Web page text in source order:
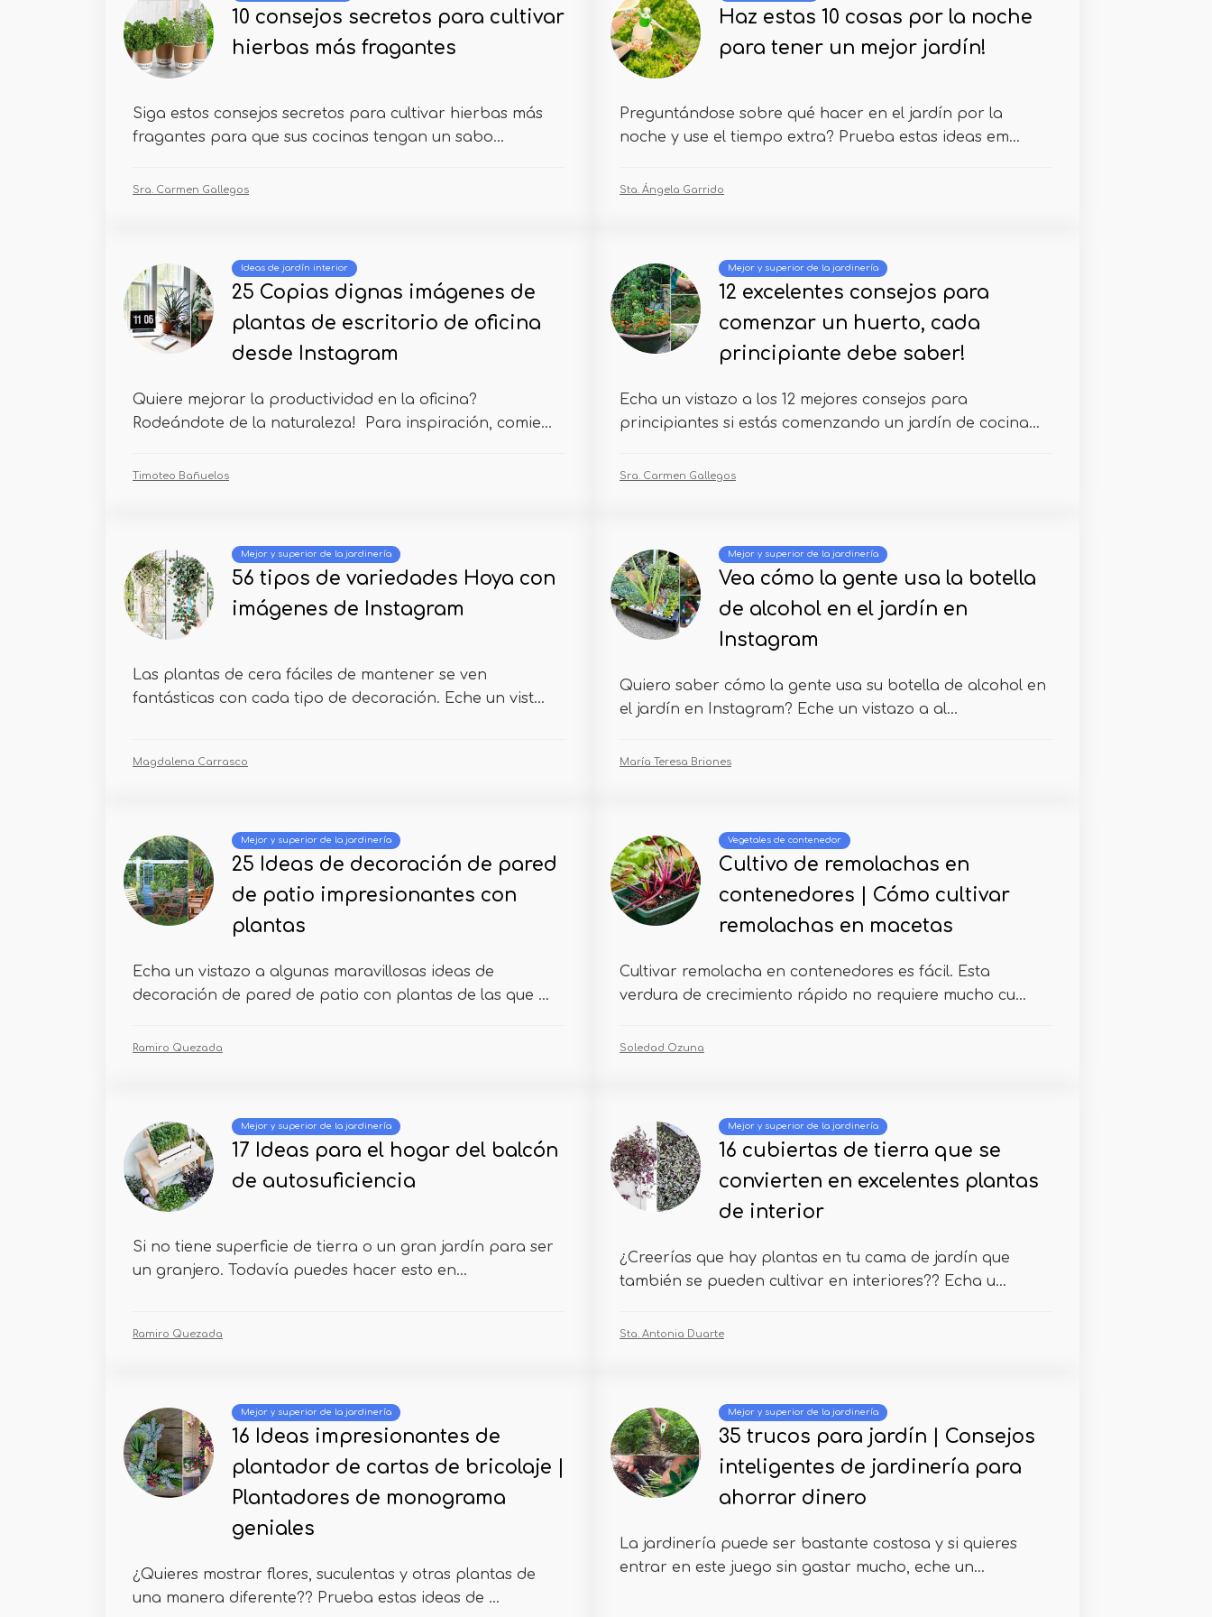
10 consejos secretos para cultivar
hierbas más fragantes
Siga estos consejos secretos para cultivar hierbas más
fragantes para que sus cocinas tengan un sabo...
Sra. Carmen Gallegos
Haz estas 10 cosas por la noche
para tener un mejor jardín!
Preguntándose sobre qué hacer en el jardín por la
noche y use el tiempo extra? Prueba estas ideas em...
Sta. Ángela Garrido
Ideas de jardín interior
25 Copias dignas imágenes de
plantas de escritorio de oficina
desde Instagram
Quiere mejorar la productividad en la oficina?
Rodeándote de la naturaleza! Para inspiración, comie...
Timoteo Bañuelos
Mejor y superior de la jardinería
12 excelentes consejos para
comenzar un huerto, cada
principiante debe saber!
Echa un vistazo a los 12 mejores consejos para
principiantes si estás comenzando un jardín de cocina...
Sra. Carmen Gallegos
Mejor y superior de la jardinería
56 tipos de variedades Hoya con
imágenes de Instagram
Las plantas de cera fáciles de mantener se ven
fantásticas con cada tipo de decoración. Eche un vist...
Magdalena Carrasco
Mejor y superior de la jardinería
Vea cómo la gente usa la botella
de alcohol en el jardín en
Instagram
Quiero saber cómo la gente usa su botella de alcohol en
el jardín en Instagram? Eche un vistazo a al...
María Teresa Briones
Mejor y superior de la jardinería
25 Ideas de decoración de pared
de patio impresionantes con
plantas
Echa un vistazo a algunas maravillosas ideas de
decoración de pared de patio con plantas de las que ...
Ramiro Quezada
Vegetales de contenedor
Cultivo de remolachas en
contenedores | Cómo cultivar
remolachas en macetas
Cultivar remolacha en contenedores es fácil. Esta
verdura de crecimiento rápido no requiere mucho cu...
Soledad Ozuna
Mejor y superior de la jardinería
17 Ideas para el hogar del balcón
de autosuficiencia
Si no tiene superficie de tierra o un gran jardín para ser
un granjero. Todavía puedes hacer esto en...
Ramiro Quezada
Mejor y superior de la jardinería
16 cubiertas de tierra que se
convierten en excelentes plantas
de interior
¿Creerías que hay plantas en tu cama de jardín que
también se pueden cultivar en interiores?? Echa u...
Sta. Antonia Duarte
Mejor y superior de la jardinería
16 Ideas impresionantes de
plantador de cartas de bricolaje |
Plantadores de monograma
geniales
¿Quieres mostrar flores, suculentas y otras plantas de
una manera diferente?? Prueba estas ideas de ...
Mejor y superior de la jardinería
35 trucos para jardín | Consejos
inteligentes de jardinería para
ahorrar dinero
La jardinería puede ser bastante costosa y si quieres
entrar en este juego sin gastar mucho, eche un...